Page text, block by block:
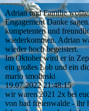
Adrian und Familie
Engagement Danke
kompetenten und
wiederkommen. Adrian
wieder hoch begeistert.
Im Oktober wird er in
ein großes Lob und ein
mario smolinski
19.07.2022 21:48:15
wir waren 2021 2x bei
von bad freienwalde - ihr